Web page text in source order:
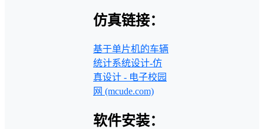
仿真链接：
基于单片机的车辆
统计系统设计-仿
真设计 - 电子校园
网 (mcude.com)
软件安装：